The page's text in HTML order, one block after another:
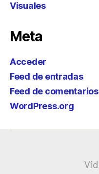
Visuales
Meta
Acceder
Feed de entradas
Feed de comentarios
WordPress.org